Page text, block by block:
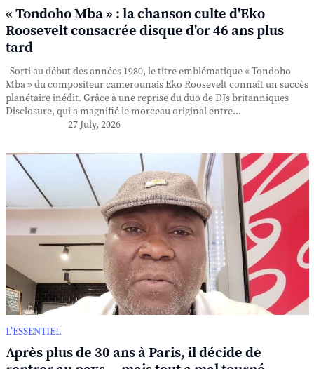
« Tondoho Mba » : la chanson culte d'Eko
Roosevelt consacrée disque d'or 46 ans plus
tard
Sorti au début des années 1980, le titre emblématique « Tondoho
Mba » du compositeur camerounais Eko Roosevelt connaît un succès
planétaire inédit. Grâce à une reprise du duo de DJs britanniques
Disclosure, qui a magnifié le morceau original entre...
27 July, 2026
L’ESSENTIEL
Après plus de 30 ans à Paris, il décide de